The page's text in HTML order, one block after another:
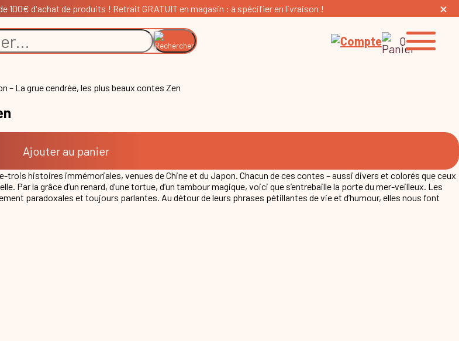
100€ d'achat de produits ! Retrait GRATUIT en magasin : à spécifier en livraison !
0
– La grue cendrée, les plus beaux contes Zen
Ajouter au panier
histoires immémoriales, venues de Chine et du Japon. Chacun de ces contes – aussi divers et colorés que ceux
Par la grâce d’un renard, d’une tortue, d’un tambour magique, voici que s’entrebaille la porte du mer-veilleux. Les
paradoxales et toujours parlantes. Au détour de leurs phrases pétillantes de vie et d’humour, elles nous font